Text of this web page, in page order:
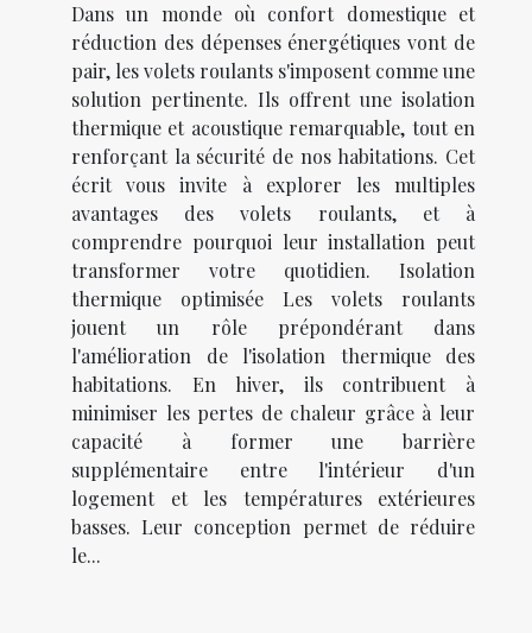
Dans un monde où confort domestique et
réduction des dépenses énergétiques vont de
pair, les volets roulants s'imposent comme une
solution pertinente. Ils offrent une isolation
thermique et acoustique remarquable, tout en
renforçant la sécurité de nos habitations. Cet
écrit vous invite à explorer les multiples
avantages des volets roulants, et à
comprendre pourquoi leur installation peut
transformer votre quotidien. Isolation
thermique optimisée Les volets roulants
jouent un rôle prépondérant dans
l'amélioration de l'isolation thermique des
habitations. En hiver, ils contribuent à
minimiser les pertes de chaleur grâce à leur
capacité à former une barrière
supplémentaire entre l'intérieur d'un
logement et les températures extérieures
basses. Leur conception permet de réduire
le...